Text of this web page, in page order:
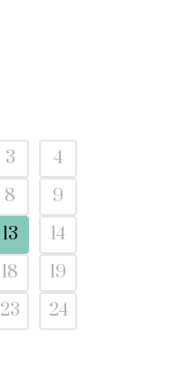
3
4
8
9
13
14
18
19
23 24